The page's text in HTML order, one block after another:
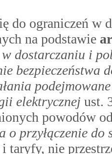
do ograniczeń w
na podstawie
w dostarczaniu i
bezpieczeństwa
elektrycznej ust.
powodów
o przyłączenie do
taryfy, nie